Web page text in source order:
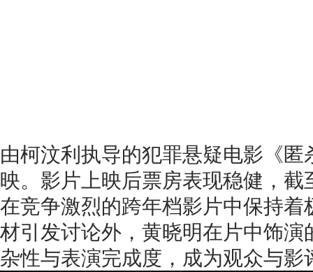
由柯汶利执导的犯罪悬疑电影《
映。影片上映后票房表现稳健，
在竞争激烈的跨年档影片中保持
材引发讨论外，黄晓明在片中饰演
杂性与表演完成度，成为观众与